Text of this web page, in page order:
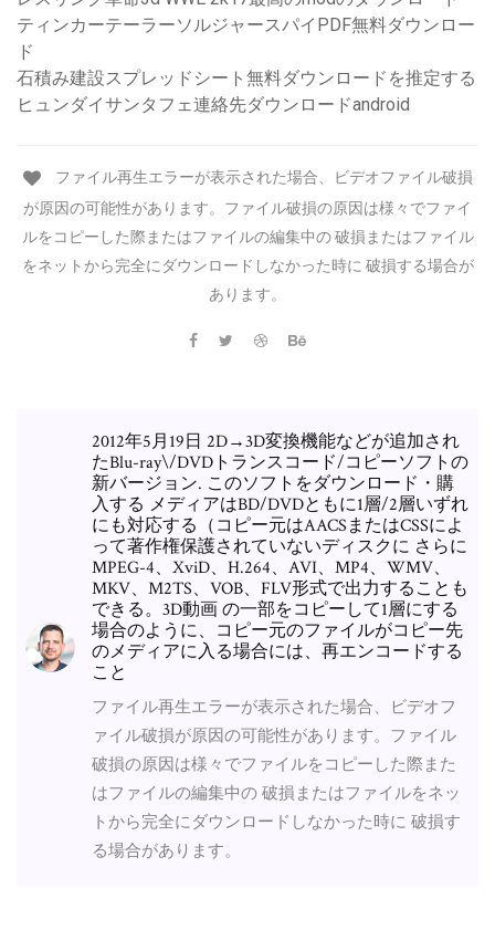
ティンカーテーラーソルジャースパイPDF無料ダウンロー
ド
石積み建設スプレッドシート無料ダウンロードを推定する
ヒュンダイサンタフェ連絡先ダウンロードandroid
ファイル再生エラーが表示された場合、ビデオファイル破損
が原因の可能性があります。ファイル破損の原因は様々でファイ
ルをコピーした際またはファイルの編集中の 破損またはファイル
をネットから完全にダウンロードしなかった時に 破損する場合が
あります。
2012年5月19日 2D→3D変換機能などが追加され
たBlu-ray\/DVDトランスコード/コピーソフトの
新バージョン. このソフトをダウンロード・購
入する メディアはBD/DVDともに1層/2層いずれ
にも対応する（コピー元はAACSまたはCSSによ
って著作権保護されていないディスクに さらに
MPEG-4、XviD、H.264、AVI、MP4、WMV、
MKV、M2TS、VOB、FLV形式で出力することも
できる。3D動画 の一部をコピーして1層にする
場合のように、コピー元のファイルがコピー先
のメディアに入る場合には、再エンコードする
こと
ファイル再生エラーが表示された場合、ビデオフ
ァイル破損が原因の可能性があります。ファイル
破損の原因は様々でファイルをコピーした際また
はファイルの編集中の 破損またはファイルをネッ
トから完全にダウンロードしなかった時に 破損す
る場合があります。